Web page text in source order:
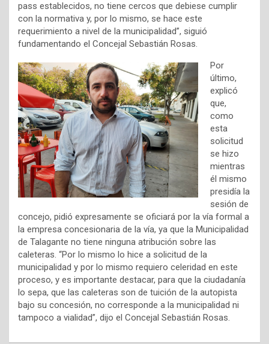
pass establecidos, no tiene cercos que debiese cumplir
con la normativa y, por lo mismo, se hace este
requerimiento a nivel de la municipalidad”, siguió
fundamentando el Concejal Sebastián Rosas.
Por
último,
explicó
que,
como
esta
solicitud
se hizo
mientras
él mismo
presidía la
sesión de
concejo, pidió expresamente se oficiará por la vía formal a
la empresa concesionaria de la vía, ya que la Municipalidad
de Talagante no tiene ninguna atribución sobre las
caleteras. “Por lo mismo lo hice a solicitud de la
municipalidad y por lo mismo requiero celeridad en este
proceso, y es importante destacar, para que la ciudadanía
lo sepa, que las caleteras son de tuición de la autopista
bajo su concesión, no corresponde a la municipalidad ni
tampoco a vialidad”, dijo el Concejal Sebastián Rosas.